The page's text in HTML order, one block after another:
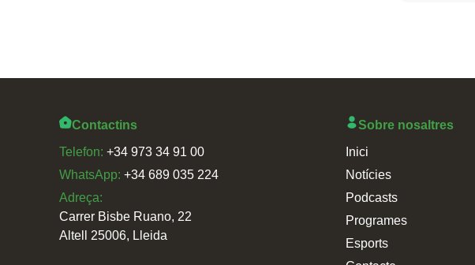
Contactins
Telefon: +34 973 34 91 00
WhatsApp: +34 689 035 224
Adreça:
Carrer Bisbe Ruano, 22
Altell 25006, Lleida
Sobre nosaltres
Inici
Notícies
Podcasts
Programes
Esports